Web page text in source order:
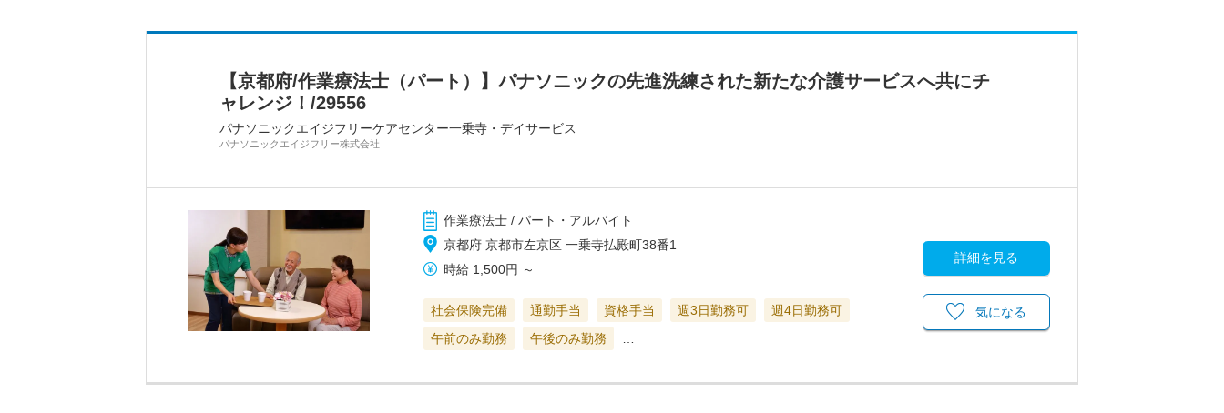
【京都府/作業療法士（パート）】パナソニックの先進洗練された新たな介護サービスへ共にチ
ャレンジ！/29556
パナソニックエイジフリーケアセンター一乗寺・デイサービス
パナソニックエイジフリー株式会社
作業療法士 / パート・アルバイト
京都府 京都市左京区 一乗寺払殿町38番1
時給 1,500円 ～
社会保険完備 通勤手当 資格手当 週3日勤務可
週4日勤務可
午前のみ勤務
午後のみ勤務
詳細を見る
気になる